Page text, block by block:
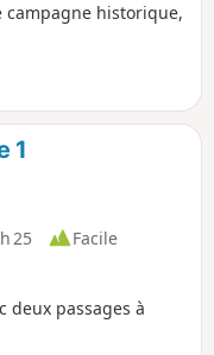
campagne historique,
1
25
Facile
deux passages à